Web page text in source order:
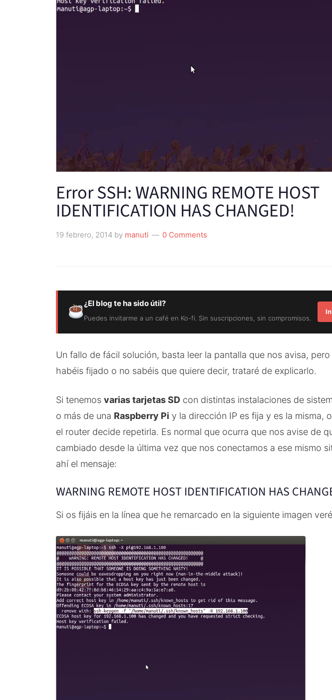
Error SSH: WARNING REMOTE HOST
IDENTIFICATION HAS CHANGED!
19 febrero, 2014 by manuti 0 Comments
¿El blog te ha sido útil?
Puedes invitarme a un café en Ko-fi. Sin suscripciones, sin compromisos.
Un fallo de fácil solución, basta leer la pantalla que nos avisa,
habéis fijado o no sabéis que quiere decir, trataré de explicarlo.
Si tenemos varias tarjetas SD con distintas instalaciones de
o más de una Raspberry Pi y la dirección IP es fija y es la misma,
el router decide repetirla. Es normal que ocurra que nos avise de
cambiado desde la última vez que nos conectamos a ese mismo
ahí el mensaje:
WARNING REMOTE HOST IDENTIFICATION HAS
Si os fijáis en la línea que he remarcado en la siguiente imagen